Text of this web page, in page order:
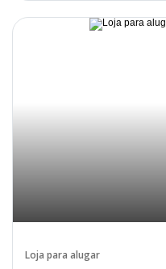
Loja para alugar